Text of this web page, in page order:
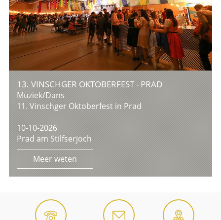
13. VINSCHGER OKTOBERFEST - PRAD
Muziek/Dans
11. Vinschger Oktoberfest in Prad
10-10-2026
Prad am Stilfserjoch
Meer weten